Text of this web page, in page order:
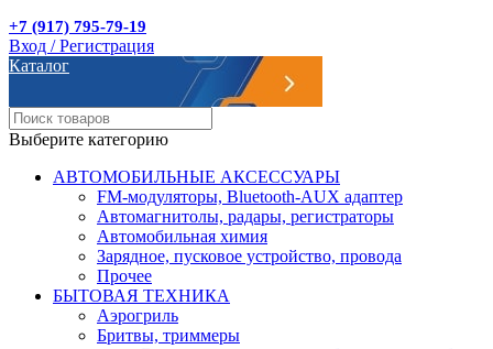
+7 (917) 795-79-19
Вход / Регистрация
Каталог
Выберите категорию
АВТОМОБИЛЬНЫЕ АКСЕССУАРЫ
FM-модуляторы, Bluetooth-AUX адаптер
Автомагнитолы, радары, регистраторы
Автомобильная химия
Зарядное, пусковое устройство, провода
Прочее
БЫТОВАЯ ТЕХНИКА
Аэрогриль
Бритвы, триммеры